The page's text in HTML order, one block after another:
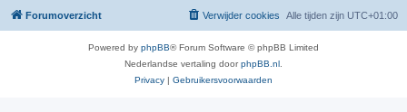
Forumoverzicht Alle tijden zijn UTC+01:00
Verwijder cookies
Powered by phpBB® Forum Software © phpBB Limited
Nederlandse vertaling doorphpBB.nl
Privacy | Gebruikersvoorwaarden